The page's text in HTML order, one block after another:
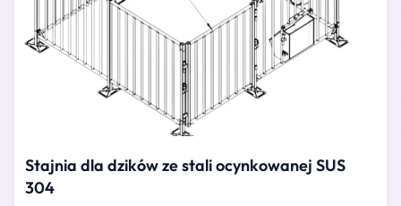
Stajnia dla dzików ze stali ocynkowanej SUS
304